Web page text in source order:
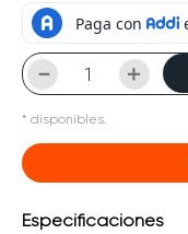
＋
－
* disponibles.
Especificaciones